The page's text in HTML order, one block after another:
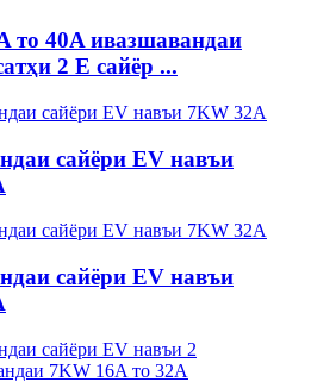
то 40A ивазшавандаи
2 E сайёр ...
сайёри EV навъи
сайёри EV навъи